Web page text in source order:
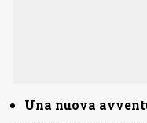
Una nuova